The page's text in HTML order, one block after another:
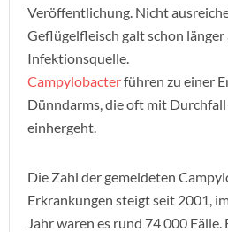
Veröffentlichung. Nicht
Geflügelfleisch galt schon
Infektionsquelle.
Campylobacterführen zu einer
Dünndarms, die oft mit
einhergeht.
Die Zahl der gemeldeten
Erkrankungen steigt seit 2001,
Jahr waren es rund 74 000 Fälle.